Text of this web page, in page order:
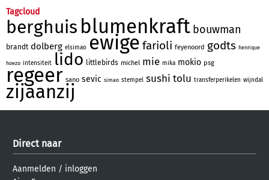
Tagcloud
berghuis blumenkraft bouwman
brandt dolberg elsimao ewige farioli feyenoord godts henrique
hoezo intensiteit lido littlebirds michel mie mika mokio psg
regeer sano sevic simao stempel sushi tolu transferperikelen wijndal
zijaanzij
Direct naar
Aanmelden / inloggen